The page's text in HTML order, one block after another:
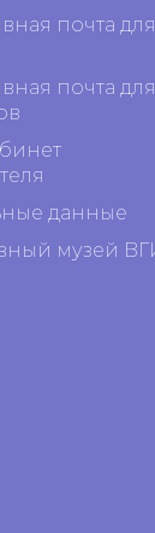
почта для
почта для
данные
музей